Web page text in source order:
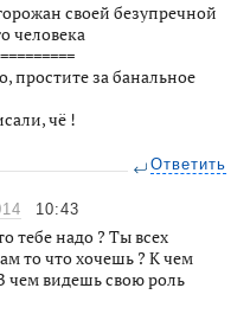
своей безупречной
человека
простите за банальное
чё !
Ответить
10:43
тебе надо ? Ты всех
то что хочешь ? К чем
чем видешь свою роль